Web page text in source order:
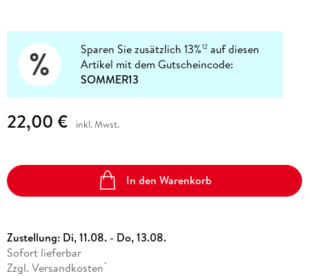
Sparen Sie zusätzlich 13%12 auf diesen
Artikel mit dem Gutscheincode:
SOMMER13
22,00 € inkl. Mwst.
In den Warenkorb
Zustellung: Di, 11.08. - Do, 13.08.
Sofort lieferbar
Zzgl. Versandkosten *